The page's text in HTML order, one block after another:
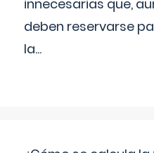
innecesarias que,
deben reservarse
la...